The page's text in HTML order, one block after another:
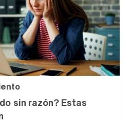
sin razón? Estas